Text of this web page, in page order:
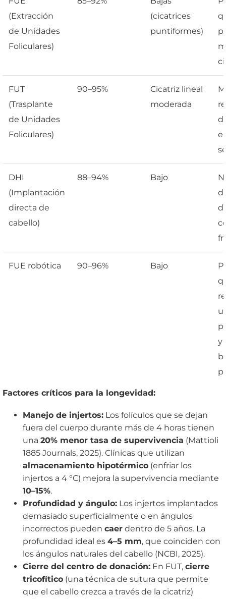
(Extracción
de Unidades
Foliculares)
(cicatrices
puntiformes)
FUT
(Trasplante
de Unidades
Foliculares)
90–95%
Cicatriz lineal
moderada
DHI
(Implantación
directa de
cabello)
88–94% Bajo
FUE robótica 90–96% Bajo
y
Factores críticos para la longevidad:
Manejo de injertos: Los folículos que se dejan
fuera del cuerpo durante más de 4 horas tienen
una 20% menor tasa de supervivencia (Mattioli
1885 Journals, 2025). Clínicas que utilizan
almacenamiento hipotérmico (enfriar los
injertos a 4 °C) mejora la supervivencia mediante
10–15%.
Profundidad y ángulo: Los injertos implantados
demasiado superficialmente o en ángulos
incorrectos pueden caer dentro de 5 años. La
profundidad ideal es 4–5 mm, que coinciden con
los ángulos naturales del cabello (NCBI, 2025).
Cierre del centro de donación: En FUT, cierre
tricofítico (una técnica de sutura que permite
que el cabello crezca a través de la cicatriz)